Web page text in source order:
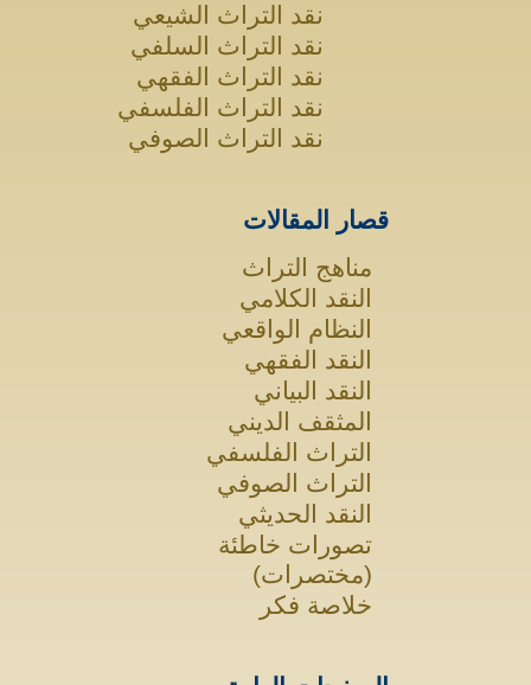
نقد التراث الشيعي
نقد التراث السلفي
نقد التراث الفقهي
نقد التراث الفلسفي
نقد التراث الصوفي
قصار المقالات
مناهج التراث
النقد الكلامي
النظام الواقعي
النقد الفقهي
النقد البياني
المثقف الديني
التراث الفلسفي
التراث الصوفي
النقد الحديثي
تصورات خاطئة
(مختصرات)
خلاصة فكر